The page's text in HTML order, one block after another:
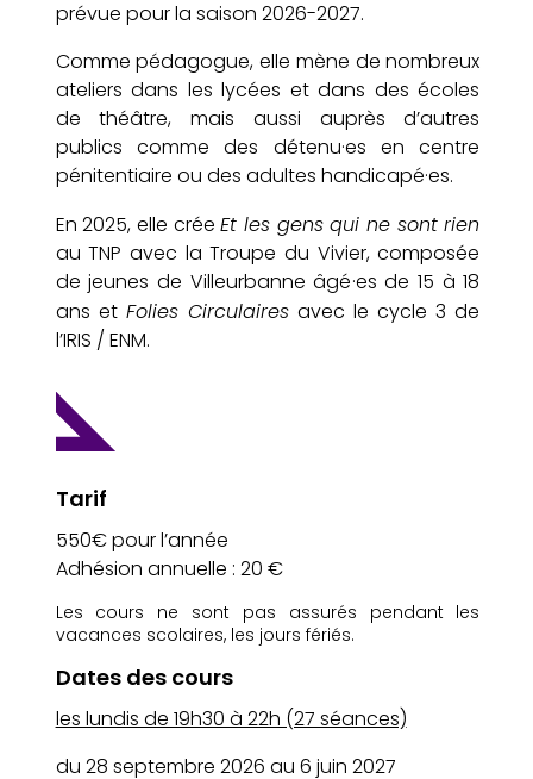
prévue pour la saison 2026-2027.
Comme pédagogue, elle mène de nombreux
ateliers dans les lycées et dans des écoles
de théâtre, mais aussi auprès d’autres
publics comme des détenu·es en centre
pénitentiaire ou des adultes handicapé·es.
En 2025, elle créeEt les gens qui ne sont rien
au TNP avec la Troupe du Vivier, composée
de jeunes de Villeurbanne âgé·es de 15 à 18
ans et Folies Circulairesavec le cycle 3 de
l’IRIS / ENM.
Tarif
550€ pour l’année
Adhésion annuelle : 20 €
Les cours ne sont pas assurés pendant les
vacances scolaires, les jours fériés.
Dates des cours
les lundis de 19h30 à 22h (27 séances)
du 28 septembre 2026 au 6 juin 2027